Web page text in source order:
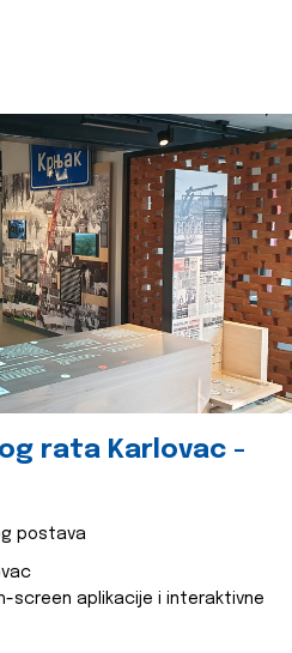
rata Karlovac -
postava
screen aplikacije i interaktivne